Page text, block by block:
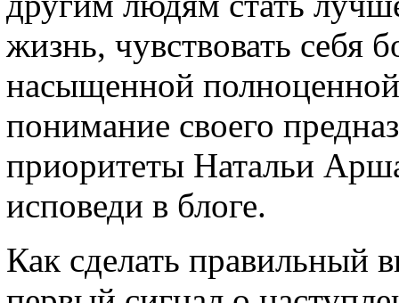
жизнь, чувствовать себя
насыщенной
понимание своего
приоритеты Натальи
исповеди в блоге.
Как сделать правильный